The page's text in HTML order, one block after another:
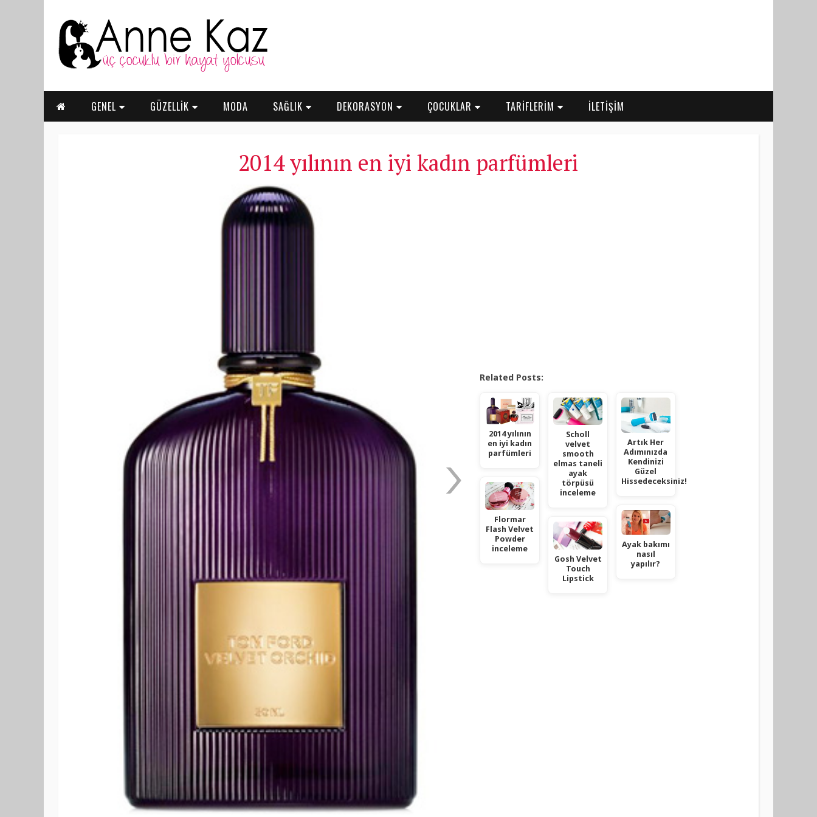
GENEL GÜZELLİK MODA SAĞLIK DEKORASYON ÇOCUKLAR TARİFLERİM İLETİŞİM
2014 yılının en iyi kadın parfümleri
Related Posts:
2014 yılının
en iyi kadın
parfümleri
Flormar
Flash Velvet
Powder
inceleme
Scholl
velvet
smooth
elmas taneli
ayak
törpüsü
inceleme
Gosh Velvet
Touch
Lipstick
Artık Her
Adımınızda
Kendinizi
Güzel
Hissedeceksiniz!
Ayak bakımı
nasıl
yapılır?